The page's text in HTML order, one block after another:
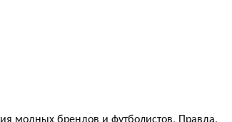
модных брендов и футболистов. Правда,